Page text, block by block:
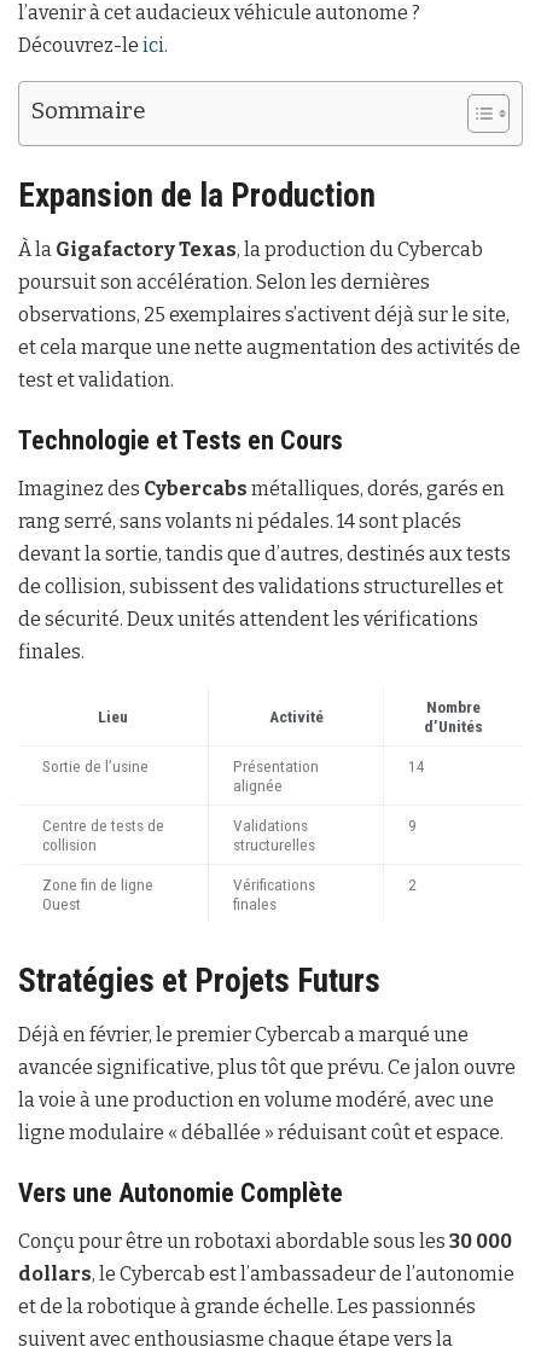
l’avenir à cet audacieux véhicule autonome ?
Découvrez-le ici.
Sommaire
Expansion de la Production
À la Gigafactory Texas, la production du Cybercab
poursuit son accélération. Selon les dernières
observations, 25 exemplaires s’activent déjà sur le site,
et cela marque une nette augmentation des activités de
test et validation.
Technologie et Tests en Cours
Imaginez des Cybercabs métalliques, dorés, garés en
rang serré, sans volants ni pédales. 14 sont placés
devant la sortie, tandis que d’autres, destinés aux tests
de collision, subissent des validations structurelles et
de sécurité. Deux unités attendent les vérifications
finales.
Lieu Activité
Nombre
d’Unités
Sortie de l’usine
Présentation
alignée
14
Centre de tests de
collision
Validations
structurelles
9
Zone fin de ligne
Ouest
Vérifications
finales
2
Stratégies et Projets Futurs
Déjà en février, le premier Cybercab a marqué une
avancée significative, plus tôt que prévu. Ce jalon ouvre
la voie à une production en volume modéré, avec une
ligne modulaire « déballée » réduisant coût et espace.
Vers une Autonomie Complète
Conçu pour être un robotaxi abordable sous les 30 000
dollars, le Cybercab est l’ambassadeur de l’autonomie
et de la robotique à grande échelle. Les passionnés
suivent avec enthousiasme chaque étape vers la